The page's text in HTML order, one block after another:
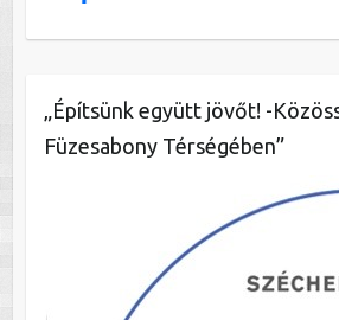
„Építsünk együtt jövőt! -
Füzesabony Térségében”